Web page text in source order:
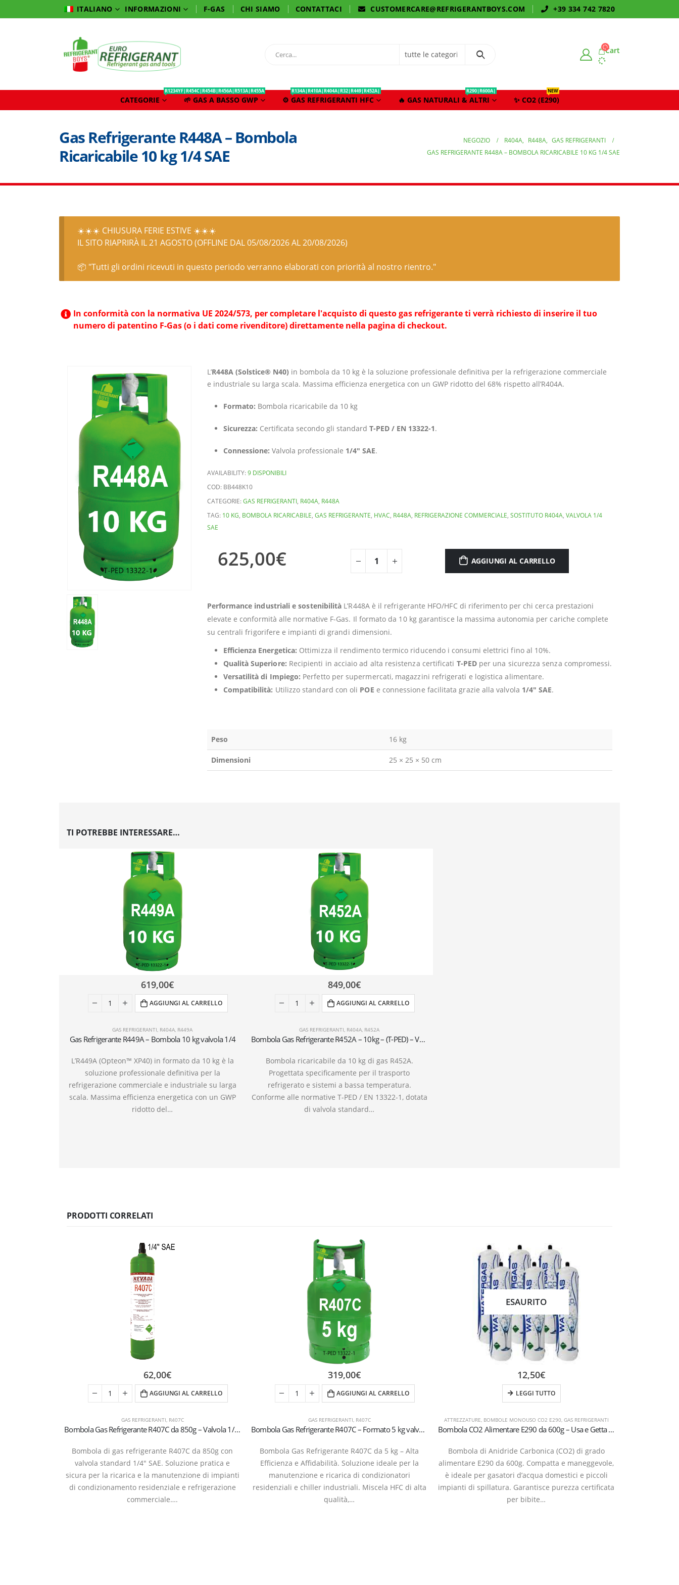
ITALIANO INFORMAZIONI F-GAS CHI SIAMO CONTATTACI CUSTOMERCARE@REFRIGERANTBOYS.COM +39 334 742 7820
Cart
CATEGORIE 🌱 GAS A BASSO GWP
R1234YF|R454C|R454B|R456A|R513A|R455A
⚙️ GAS REFRIGERANTI HFC
R134A|R410A|R404A|R32|R449|R452A|
🔥 GAS NATURALI & ALTRI
R290|R600A|
✨ CO2 (E290)
NEW
Gas Refrigerante R448A – Bombola
Ricaricabile 10 kg 1/4 SAE
NEGOZIO R404A, R448A, GAS REFRIGERANTI
GAS REFRIGERANTE R448A – BOMBOLA RICARICABILE 10 KG 1/4 SAE
☀️☀️☀️ CHIUSURA FERIE ESTIVE ☀️☀️☀️
IL SITO RIAPRIRÀ IL 21 AGOSTO (OFFLINE DAL 05/08/2026 AL 20/08/2026)
📦 "Tutti gli ordini ricevuti in questo periodo verranno elaborati con priorità al nostro rientro."
In conformità con la normativa UE 2024/573, per completare l'acquisto di questo gas refrigerante ti verrà richiesto di inserire il tuo
numero di patentino F-Gas (o i dati come rivenditore) direttamente nella pagina di checkout.
L’R448A (Solstice® N40) in bombola da 10 kg è la soluzione professionale definitiva per la refrigerazione commerciale
e industriale su larga scala. Massima efficienza energetica con un GWP ridotto del 68% rispetto all’R404A.
Formato: Bombola ricaricabile da 10 kg
Sicurezza: Certificata secondo gli standard T-PED / EN 13322-1.
Connessione: Valvola professionale 1/4″ SAE.
AVAILABILITY:9 DISPONIBILI
COD: BB448K10
CATEGORIE:GAS REFRIGERANTI, R404A, R448A
TAG: 10 KG, BOMBOLA RICARICABILE, GAS REFRIGERANTE, HVAC, R448A, REFRIGERAZIONE COMMERCIALE, SOSTITUTO R404A, VALVOLA 1/4
SAE
625,00€ AGGIUNGI AL CARRELLO
Performance industriali e sostenibilità L’R448A è il refrigerante HFO/HFC di riferimento per chi cerca prestazioni
elevate e conformità alle normative F-Gas. Il formato da 10 kg garantisce la massima autonomia per cariche complete
su centrali frigorifere e impianti di grandi dimensioni.
Efficienza Energetica: Ottimizza il rendimento termico riducendo i consumi elettrici fino al 10%.
Qualità Superiore: Recipienti in acciaio ad alta resistenza certificati T-PEDper una sicurezza senza compromessi.
Versatilità di Impiego: Perfetto per supermercati, magazzini refrigerati e logistica alimentare.
Compatibilità: Utilizzo standard con oli POE e connessione facilitata grazie alla valvola 1/4″ SAE.
Peso 16 kg
Dimensioni 25 × 25 × 50 cm
TI POTREBBE INTERESSARE…
GAS REFRIGERANTI R404A R449A
Gas Refrigerante R449A – Bombola 10 kg valvola 1/4
L’R449A (Opteon™ XP40) in formato da 10 kg è la
soluzione professionale definitiva per la
refrigerazione commerciale e industriale su larga
scala. Massima efficienza energetica con un GWP
ridotto del…
619,00€
AGGIUNGI AL CARRELLO
GAS REFRIGERANTI R404A R452A
Bombola Gas Refrigerante R452A – 10kg – (T-PED) – Valvola 1/4″ SAE
Bombola ricaricabile da 10 kg di gas R452A.
Progettata specificamente per il trasporto
refrigerato e sistemi a bassa temperatura.
Conforme alle normative T-PED / EN 13322-1, dotata
di valvola standard…
849,00€
AGGIUNGI AL CARRELLO
PRODOTTI CORRELATI
GAS REFRIGERANTI R407C
Bombola Gas Refrigerante R407C da 850g – Valvola 1/4″ SAE
Bombola di gas refrigerante R407C da 850g con
valvola standard 1/4″ SAE. Soluzione pratica e
sicura per la ricarica e la manutenzione di impianti
di condizionamento residenziale e refrigerazione
commerciale….
62,00€
AGGIUNGI AL CARRELLO
GAS REFRIGERANTI R407C
Bombola Gas Refrigerante R407C – Formato 5 kg valvola 1/4
Bombola Gas Refrigerante R407C da 5 kg – Alta
Efficienza e Affidabilità. Soluzione ideale per la
manutenzione e ricarica di condizionatori
residenziali e chiller industriali. Miscela HFC di alta
qualità,…
319,00€
AGGIUNGI AL CARRELLO
ESAURITO
ATTREZZATURE BOMBOLE MONOUSO CO2 E290 GAS REFRIGERANTI
Bombola CO2 Alimentare E290 da 600g – Usa e Getta – Attacco M11x1
Bombola di Anidride Carbonica (CO2) di grado
alimentare E290 da 600g. Compatta e maneggevole,
è ideale per gasatori d’acqua domestici e piccoli
impianti di spillatura. Garantisce purezza certificata
per bibite…
12,50€
LEGGI TUTTO